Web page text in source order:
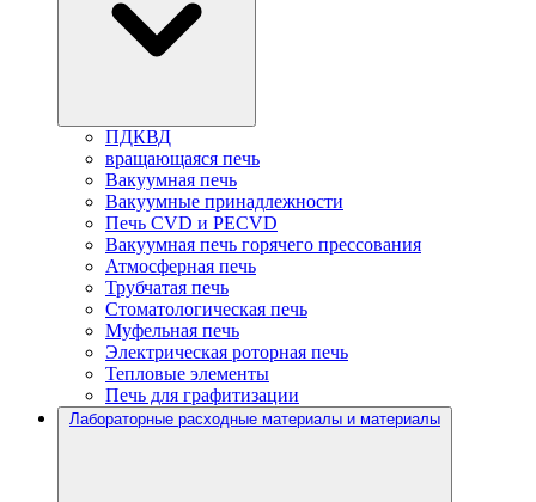
ПДКВД
вращающаяся печь
Вакуумная печь
Вакуумные принадлежности
Печь CVD и PECVD
Вакуумная печь горячего прессования
Атмосферная печь
Трубчатая печь
Стоматологическая печь
Муфельная печь
Электрическая роторная печь
Тепловые элементы
Печь для графитизации
Лабораторные расходные материалы и материалы